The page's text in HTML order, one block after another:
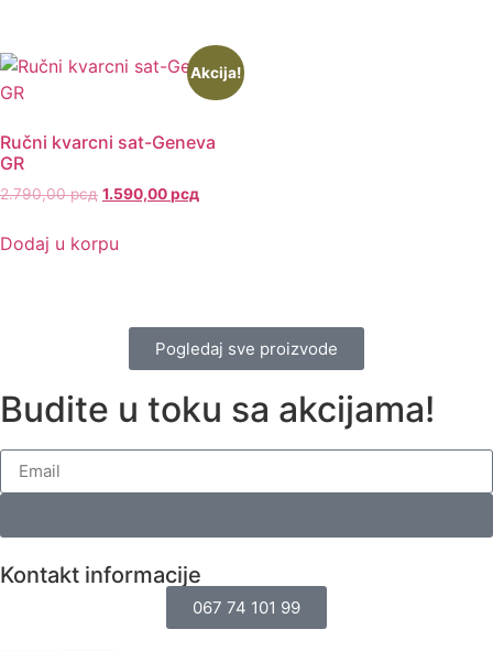
Akcija!
Ručni kvarcni sat-Geneva
GR
2.790,00рсд 1.590,00рсд
Dodaj u korpu
Pogledaj sve proizvode
Budite u toku sa akcijama!
Kontakt informacije
067 74 101 99